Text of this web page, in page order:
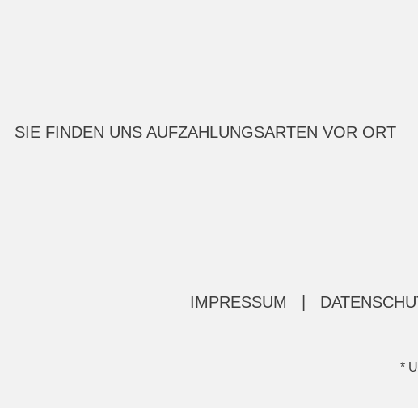
SIE FINDEN UNS AUFZAHLUNGSARTEN VOR ORT
IMPRESSUM
*